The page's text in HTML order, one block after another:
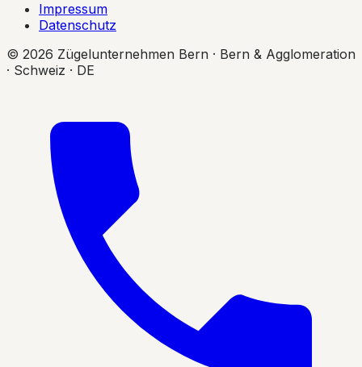
Impressum
Datenschutz
© 2026 Zügelunternehmen Bern · Bern & Agglomeration
· Schweiz · DE